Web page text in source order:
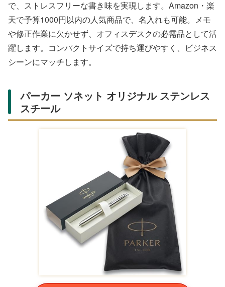
め
社会人へのギフトには、多機能で便利なペンが喜ばれま
す。1本で複数の役割を果たすアイテムは、デスクワーク
を効率化し、プロフェッショナルな印象を与えます。
ます。
三菱鉛筆 ジェットストリーム 4＆1